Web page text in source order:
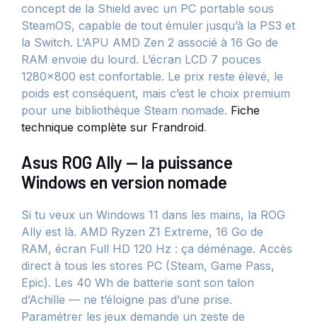
concept de la Shield avec un PC portable sous
SteamOS, capable de tout émuler jusqu’à la PS3 et
la Switch. L’APU AMD Zen 2 associé à 16 Go de
RAM envoie du lourd. L’écran LCD 7 pouces
1280×800 est confortable. Le prix reste élevé, le
poids est conséquent, mais c’est le choix premium
pour une bibliothèque Steam nomade. Fiche
technique complète sur Frandroid.
Asus ROG Ally — la puissance
Windows en version nomade
Si tu veux un Windows 11 dans les mains, la ROG
Ally est là. AMD Ryzen Z1 Extreme, 16 Go de
RAM, écran Full HD 120 Hz : ça déménage. Accès
direct à tous les stores PC (Steam, Game Pass,
Epic). Les 40 Wh de batterie sont son talon
d’Achille — ne t’éloigne pas d’une prise.
Paramétrer les jeux demande un zeste de